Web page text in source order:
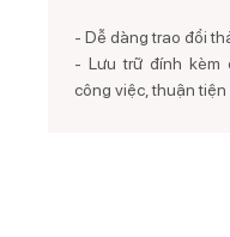
- Dễ dàng trao đổi
- Lưu trữ đính kèm
công việc, thuận